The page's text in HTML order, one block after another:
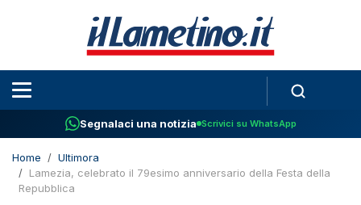
Segnalaci una notizia Scrivici su WhatsApp
Home
Ultimora
Lamezia, celebrato il 79esimo anniversario della Festa della
Repubblica